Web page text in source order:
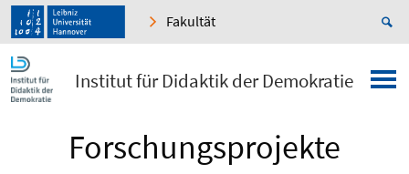
Fakultät
Institut für Didaktik der Demokratie
Forschungsprojekte